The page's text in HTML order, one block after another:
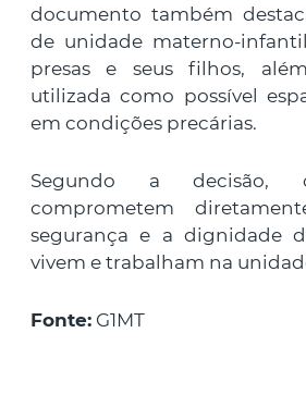
documento também
de unidade materno-
presas e seus filhos,
utilizada como possível
em condições precárias.
Segundo a decisão,
comprometem
segurança e a dignidade
vivem e trabalham na
Fonte: G1MT